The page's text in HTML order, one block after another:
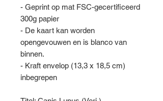
- Geprint op mat FSC-gecertificeerd
300g papier
- De kaart kan worden
opengevouwen en is blanco van
binnen.
- Kraft envelop (13,3 x 18,5 cm)
inbegrepen